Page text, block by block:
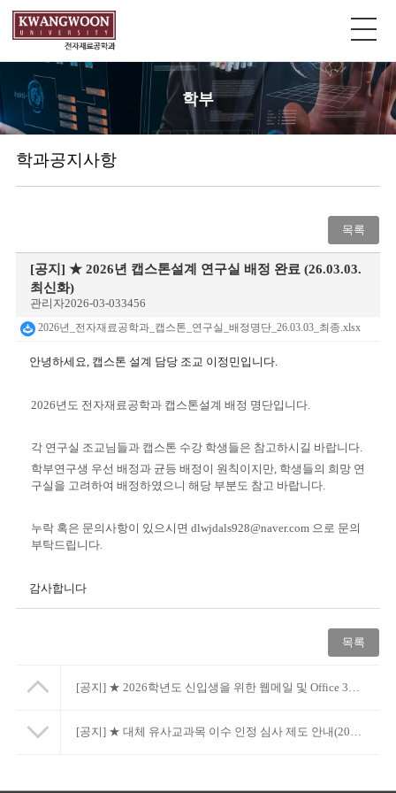
학부
학과공지사항
목록
[공지] ★ 2026년 캡스톤설계 연구실 배정 완료 (26.03.03.
최신화)
관리자2026-03-033456
2026년_전자재료공학과_캡스톤_연구실_배정명단_26.03.03_최종.xlsx
안녕하세요, 캡스톤 설계 담당 조교 이정민입니다.
2026년도 전자재료공학과 캡스톤설계 배정 명단입니다.
각 연구실 조교님들과 캡스톤 수강 학생들은 참고하시길 바랍니다.
학부연구생 우선 배정과 균등 배정이 원칙이지만, 학생들의 희망 연
구실을 고려하여 배정하였으니 해당 부분도 참고 바랍니다.
누락 혹은 문의사항이 있으시면 dlwjdals928@naver.com 으로 문의
부탁드립니다.
감사합니다
목록
[공지] ★ 2026학년도 신입생을 위한 웹메일 및 Office 365 서비스 안내
[공지] ★ 대체 유사교과목 이수 인정 심사 제도 안내(2026년 3월~) ★